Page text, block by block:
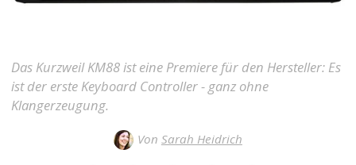
Das Kurzweil KM88 ist eine Premiere für den Hersteller: Es
ist der erste Keyboard Controller - ganz ohne
Klangerzeugung.
Von Sarah Heidrich